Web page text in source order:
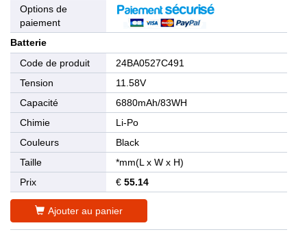
Options de
paiement
Batterie
Code de produit
24BA0527C491
Tension
11.58V
Capacité
6880mAh/83WH
Chimie
Li-Po
Couleurs
Black
Taille
*mm(L x W x H)
Prix
€ 55.14
Ajouter au panier